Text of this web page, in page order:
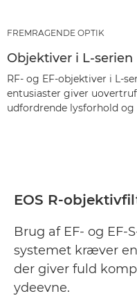
FREMRAGENDE OPTIK
Objektiver i L-serien
RF- og EF-objektiver i L-
entusiaster giver
udfordrende lysforhold og
EOS R-
Brug af EF- og EF-
systemet kræver en
der giver fuld
ydeevne.